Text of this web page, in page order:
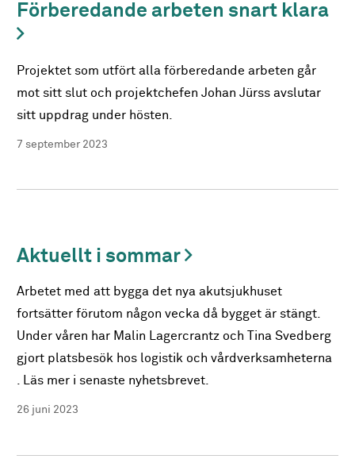
Förberedande arbeten snart klara
Projektet som utfört alla förberedande arbeten går
mot sitt slut och projektchefen Johan Jürss avslutar
sitt uppdrag under hösten.
7 september 2023
Aktuellt i sommar
Arbetet med att bygga det nya akutsjukhuset
fortsätter förutom någon vecka då bygget är stängt.
Under våren har Malin Lagercrantz och Tina Svedberg
gjort platsbesök hos logistik och vårdverksamheterna
. Läs mer i senaste nyhetsbrevet.
26 juni 2023